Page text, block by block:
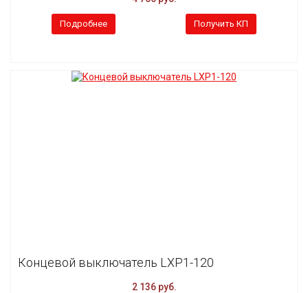
Подробнее Получить КП
Концевой выключатель LXP1-120
2 136 руб.